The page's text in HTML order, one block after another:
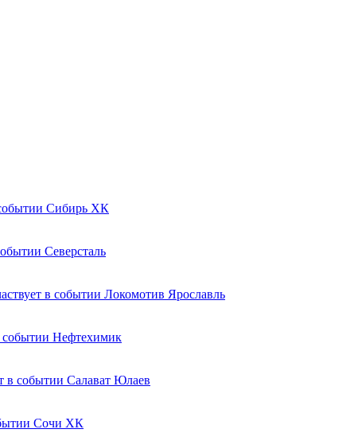
Сибирь ХК
Северсталь
Локомотив Ярославль
Нефтехимик
Салават Юлаев
Сочи ХК